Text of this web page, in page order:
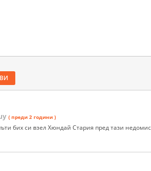
( преди 2 години )
бих си взел Хюндай Стария пред тази